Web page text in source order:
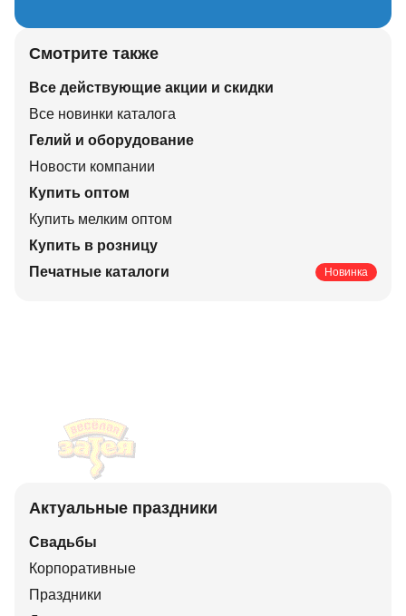
Смотрите также
Все действующие акции и скидки
Все новинки каталога
Гелий и оборудование
Новости компании
Купить оптом
Купить мелким оптом
Купить в розницу
Печатные каталоги
Новинка
Актуальные праздники
Свадьбы
Корпоративные
Праздники